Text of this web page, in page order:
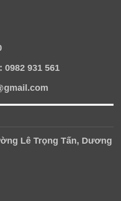
0982 931 561
Lê Trọng Tấn, Dương